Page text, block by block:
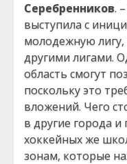
Серебренников.
выступила с
молодежную лигу,
другими лигами.
область смогут
поскольку это
вложений. Чего
в другие города
хоккейных же
зонам, которые